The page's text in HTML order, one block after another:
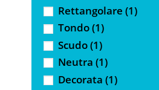
Rettangolare (1)
Tondo(1)
Scudo(1)
Neutra (1)
Decorata (1)